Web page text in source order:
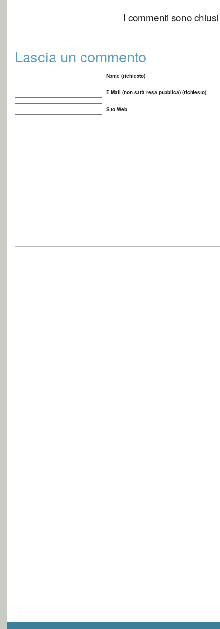
I commenti sono chiusi
Lascia un commento
Nome (richiesto)
E Mail (non sarà resa pubblica) (richiesto)
Sito Web